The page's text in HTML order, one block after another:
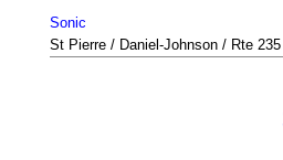
Sonic
St Pierre / Daniel-Johnson / Rte 235